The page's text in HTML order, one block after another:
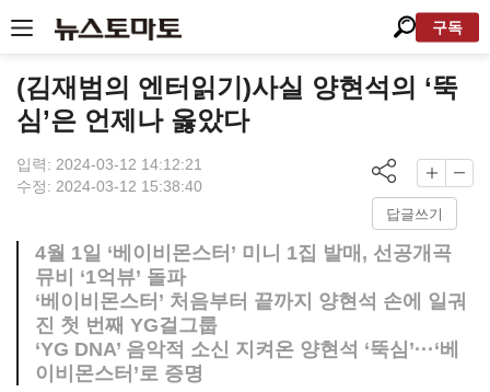
구독
(김재범의 엔터읽기)사실 양현석의 ‘뚝
심’은 언제나 옳았다
입력: 2024-03-12 14:12:21
수정: 2024-03-12 15:38:40
답글쓰기
4월 1일 ‘베이비몬스터’ 미니 1집 발매, 선공개곡
뮤비 ‘1억뷰’ 돌파
‘베이비몬스터’ 처음부터 끝까지 양현석 손에 일궈
진 첫 번째 YG걸그룹
‘YG DNA’ 음악적 소신 지켜온 양현석 ‘뚝심’···‘베
이비몬스터’로 증명